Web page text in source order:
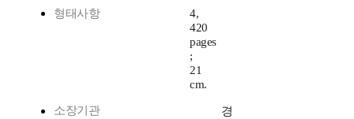
형태사항
4,
420
pages
;
21
cm.
소장기관
경